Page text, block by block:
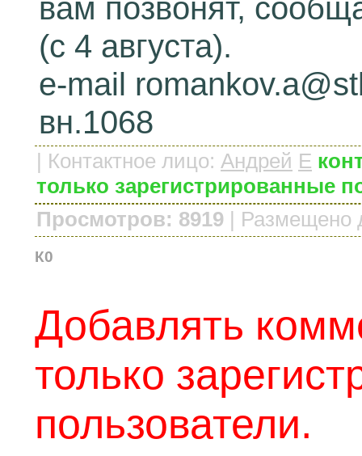
вам позвонят,
(c 4 августа).
e-mail
вн.1068
| Контактное лицо: Андрей E
только зарегистрированные
Просмотров: 8919 | Размещено
К0
Добавлять
только
пользователи.